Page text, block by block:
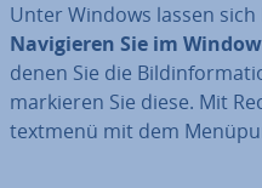
Unter Windows lassen
Na­vi­gie­ren Sie im
denen Sie die
markieren Sie diese. Mit
text­me­nü mit dem